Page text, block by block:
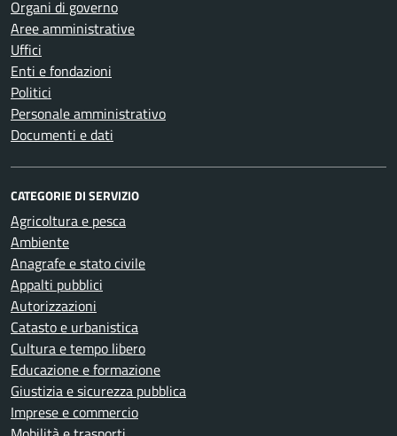
Organi di governo
Aree amministrative
Uffici
Enti e fondazioni
Politici
Personale amministrativo
Documenti e dati
CATEGORIE DI SERVIZIO
Agricoltura e pesca
Ambiente
Anagrafe e stato civile
Appalti pubblici
Autorizzazioni
Catasto e urbanistica
Cultura e tempo libero
Educazione e formazione
Giustizia e sicurezza pubblica
Imprese e commercio